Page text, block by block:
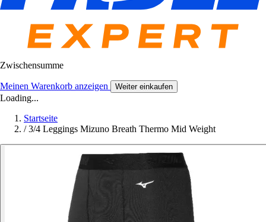
Zwischensumme
Meinen Warenkorb anzeigen Weiter einkaufen
Loading...
Startseite
/ 3/4 Leggings Mizuno Breath Thermo Mid Weight